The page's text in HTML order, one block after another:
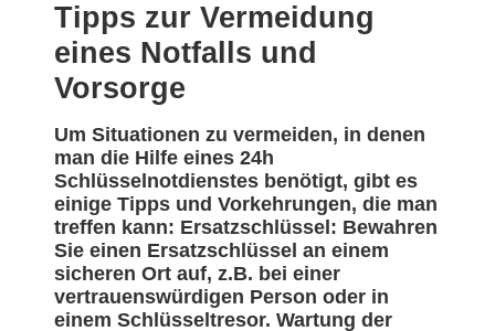
Tipps zur Vermeidung
eines Notfalls und
Vorsorge
Um Situationen zu vermeiden, in denen
man die Hilfe eines 24h
Schlüsselnotdienstes benötigt, gibt es
einige Tipps und Vorkehrungen, die man
treffen kann: Ersatzschlüssel: Bewahren
Sie einen Ersatzschlüssel an einem
sicheren Ort auf, z.B. bei einer
vertrauenswürdigen Person oder in
einem Schlüsseltresor. Wartung der